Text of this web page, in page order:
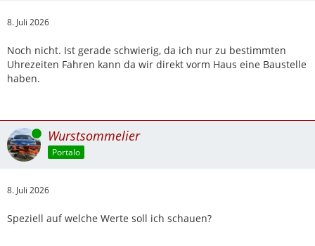
8. Juli 2026
Noch nicht. Ist gerade schwierig, da ich nur zu bestimmten
Uhrezeiten Fahren kann da wir direkt vorm Haus eine Baustelle
haben.
Online Wurstsommelier
Portalo
8. Juli 2026
Speziell auf welche Werte soll ich schauen?